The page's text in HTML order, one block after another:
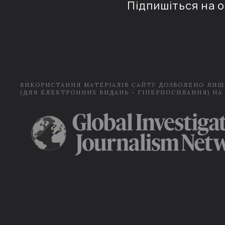
Підпишіться на
ВИКОРИСТАННЯ МАТЕРІАЛІВ САЙТУ ДОЗВОЛЕНО
(ДЛЯ ЕЛЕКТРОННИХ ВИДАНЬ - ГІПЕРПОСИЛАННЯ) НА